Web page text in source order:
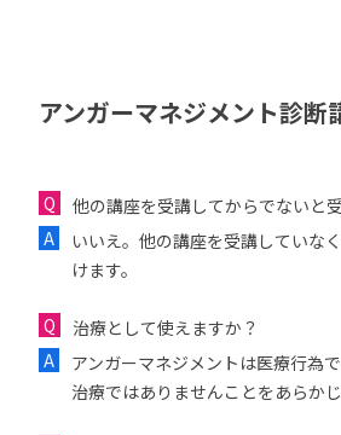
アンガーマネジメント診断
他の講座を受講してからでないと
いいえ。他の講座を受講していな
けます。
治療として使えますか？
アンガーマネジメントは医療行為で
治療ではありませんことをあらか